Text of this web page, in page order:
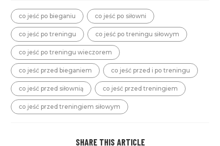
co jeść po bieganiu co jeść po siłowni
co jeść po treningu co jeść po treningu siłowym
co jeść po treningu wieczorem
co jeść przed bieganiem co jeść przed i po treningu
co jeść przed siłownią co jeść przed treningiem
co jeść przed treningiem siłowym
SHARE THIS ARTICLE